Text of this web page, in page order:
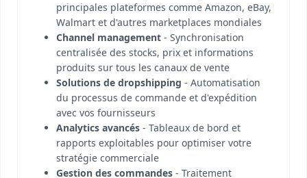
principales plateformes comme Amazon, eBay,
Walmart et d'autres marketplaces mondiales
Channel management - Synchronisation
centralisée des stocks, prix et informations
produits sur tous les canaux de vente
Solutions de dropshipping - Automatisation
du processus de commande et d'expédition
avec vos fournisseurs
Analytics avancés - Tableaux de bord et
rapports exploitables pour optimiser votre
stratégie commerciale
Gestion des commandes - Traitement